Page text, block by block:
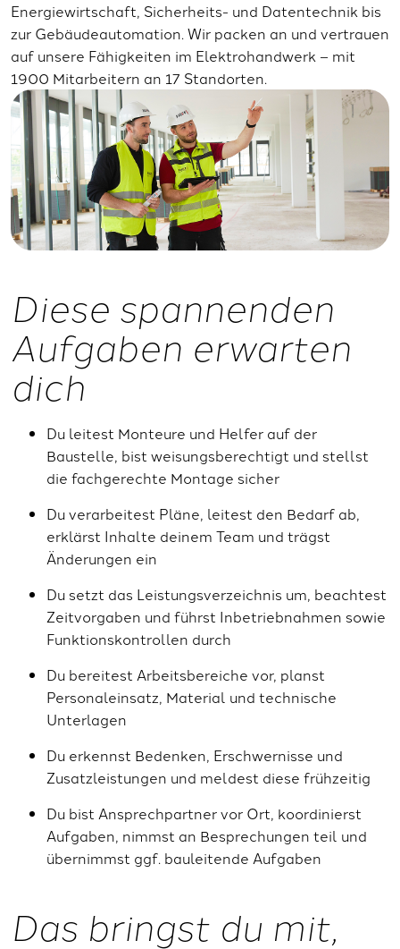
Energiewirtschaft, Sicherheits- und Datentechnik bis
zur Gebäudeautomation. Wir packen an und vertrauen
auf unsere Fähigkeiten im Elektrohandwerk – mit
1900 Mitarbeitern an 17 Standorten.
Diese spannenden
Aufgaben erwarten
dich
Du leitest Monteure und Helfer auf der
Baustelle, bist weisungsberechtigt und stellst
die fachgerechte Montage sicher
Du verarbeitest Pläne, leitest den Bedarf ab,
erklärst Inhalte deinem Team und trägst
Änderungen ein
Du setzt das Leistungsverzeichnis um, beachtest
Zeitvorgaben und führst Inbetriebnahmen sowie
Funktionskontrollen durch
Du bereitest Arbeitsbereiche vor, planst
Personaleinsatz, Material und technische
Unterlagen
Du erkennst Bedenken, Erschwernisse und
Zusatzleistungen und meldest diese frühzeitig
Du bist Ansprechpartner vor Ort, koordinierst
Aufgaben, nimmst an Besprechungen teil und
übernimmst ggf. bauleitende Aufgaben
Das bringst du mit,